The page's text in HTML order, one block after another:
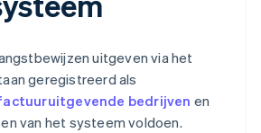
uitgeven via het
geregistreerd als
bedrijven en
van het systeem voldoen.